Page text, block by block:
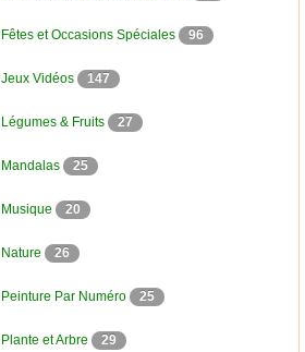
Fêtes et Occasions Spéciales 96
Jeux Vidéos 147
Légumes & Fruits 27
Mandalas 25
Musique 20
Nature 26
Peinture Par Numéro 25
Plante et Arbre 29